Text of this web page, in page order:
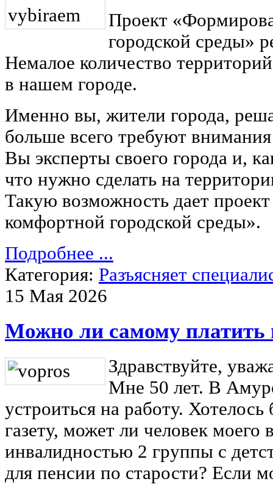
Проект
городской среды»
Немалое количество
в нашем городе.
Именно вы, жители города,
больше всего требуют
Вы эксперты своего города и,
что нужно сделать на
Такую возможность дает
комфортной городской среды».
Подробнее ...
Категория: Разъясняет
15 Мая 2026
Можно ли самому платить
Здравствуйте,
Мне 50 лет. В
устроиться на работу.
газету, может ли человек моего
инвалидностью 2 группы с
для пенсии по старости? Если